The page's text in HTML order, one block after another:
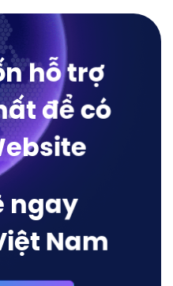
hỗ trợ
để có
ngay
Nam